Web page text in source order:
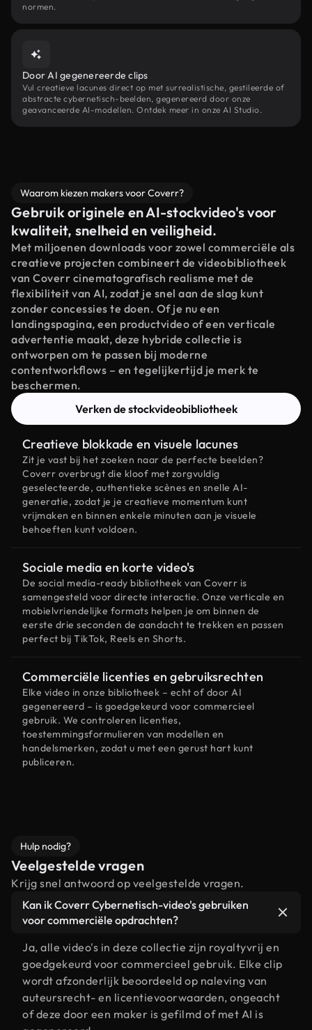
normen.
Door AI gegenereerde clips
Vul creatieve lacunes direct op met surrealistische, gestileerde of
abstracte cybernetisch-beelden, gegenereerd door onze
geavanceerde AI-modellen. Ontdek meer in onze AI Studio.
Waarom kiezen makers voor Coverr?
Gebruik originele en AI-stockvideo's voor
kwaliteit, snelheid en veiligheid.
Met miljoenen downloads voor zowel commerciële als
creatieve projecten combineert de videobibliotheek
van Coverr cinematografisch realisme met de
flexibiliteit van AI, zodat je snel aan de slag kunt
zonder concessies te doen. Of je nu een
landingspagina, een productvideo of een verticale
advertentie maakt, deze hybride collectie is
ontworpen om te passen bij moderne
contentworkflows – en tegelijkertijd je merk te
beschermen.
Verken de stockvideobibliotheek
Creatieve blokkade en visuele lacunes
Zit je vast bij het zoeken naar de perfecte beelden?
Coverr overbrugt die kloof met zorgvuldig
geselecteerde, authentieke scènes en snelle AI-
generatie, zodat je je creatieve momentum kunt
vrijmaken en binnen enkele minuten aan je visuele
behoeften kunt voldoen.
Sociale media en korte video's
De social media-ready bibliotheek van Coverr is
samengesteld voor directe interactie. Onze verticale en
mobielvriendelijke formats helpen je om binnen de
eerste drie seconden de aandacht te trekken en passen
perfect bij TikTok, Reels en Shorts.
Commerciële licenties en gebruiksrechten
Elke video in onze bibliotheek – echt of door AI
gegenereerd – is goedgekeurd voor commercieel
gebruik. We controleren licenties,
toestemmingsformulieren van modellen en
handelsmerken, zodat u met een gerust hart kunt
publiceren.
Hulp nodig?
Veelgestelde vragen
Krijg snel antwoord op veelgestelde vragen.
Kan ik Coverr Cybernetisch-video's gebruiken
voor commerciële opdrachten?
Ja, alle video's in deze collectie zijn royaltyvrij en
goedgekeurd voor commercieel gebruik. Elke clip
wordt afzonderlijk beoordeeld op naleving van
auteursrecht- en licentievoorwaarden, ongeacht
of deze door een maker is gefilmd of met AI is